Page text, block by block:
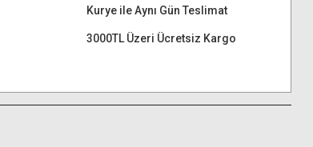
Kurye ile Aynı Gün Teslimat
3000TL Üzeri Ücretsiz Kargo